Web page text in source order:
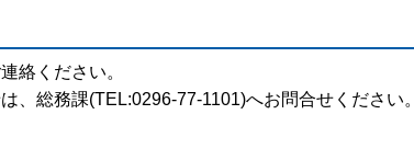
絡ください。
、総務課(TEL:0296-77-1101)へお問合せください。